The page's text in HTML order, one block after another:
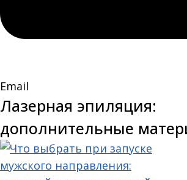
Email
Лазерная эпиляция:
дополнительные